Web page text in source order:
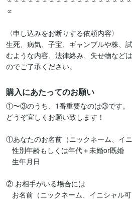
∝
〈申し込みをお断りする依頼内容〉
生死、病気、子宝、ギャンブルや株、
むような内容、法律絡み、失せ物など
購入にあたってのお願い
①〜③のうち、1番重要なのは③です。
どうぞ宜しくお願い致します！
①あなたのお名前（ニックネーム、イニ
   性別年齢もしくは年代＋未婚or既婚
② お相手がいる場合には